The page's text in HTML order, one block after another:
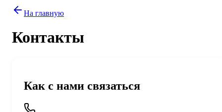
На главную
Контакты
Как с нами связаться